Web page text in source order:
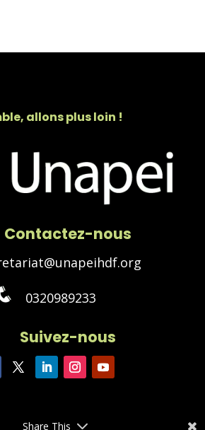
allons plus loin !
Contactez-nous
0320989233
Suivez-nous
Share This